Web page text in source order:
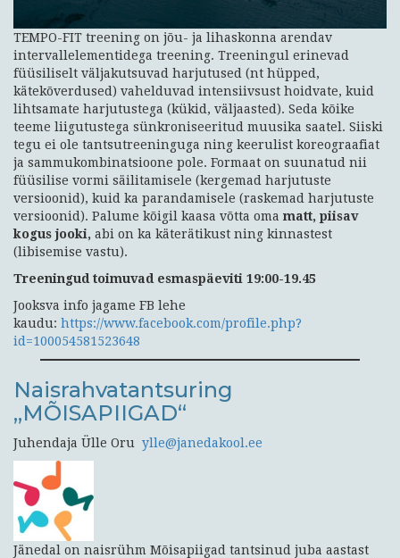
TEMPO-FIT treening on jõu- ja lihaskonna arendav
intervallelementidega treening. Treeningul erinevad
füüsiliselt väljakutsuvad harjutused (nt hüpped,
kätekõverdused) vahelduvad intensiivsust hoidvate, kuid
lihtsamate harjutustega (kükid, väljaasted). Seda kõike
teeme liigutustega sünkroniseeritud muusika saatel. Siiski
tegu ei ole tantsutreeninguga ning keerulist koreograafiat
ja sammukombinatsioone pole. Formaat on suunatud nii
füüsilise vormi säilitamisele (kergemad harjutuste
versioonid), kuid ka parandamisele (raskemad harjutuste
versioonid). Palume kõigil kaasa võtta oma matt, piisav
kogus jooki, abi on ka käterätikust ning kinnastest
(libisemise vastu).
Treeningud toimuvad esmaspäeviti 19:00-19.45
Jooksva info jagame FB lehe
kaudu: https://www.facebook.com/profile.php?
id=100054581523648
Naisrahvatantsuring
„MÕISAPIIGAD“
Juhendaja Ülle Oru ylle@janedakool.ee
Jänedal on naisrühm Mõisapiigad tantsinud juba aastast